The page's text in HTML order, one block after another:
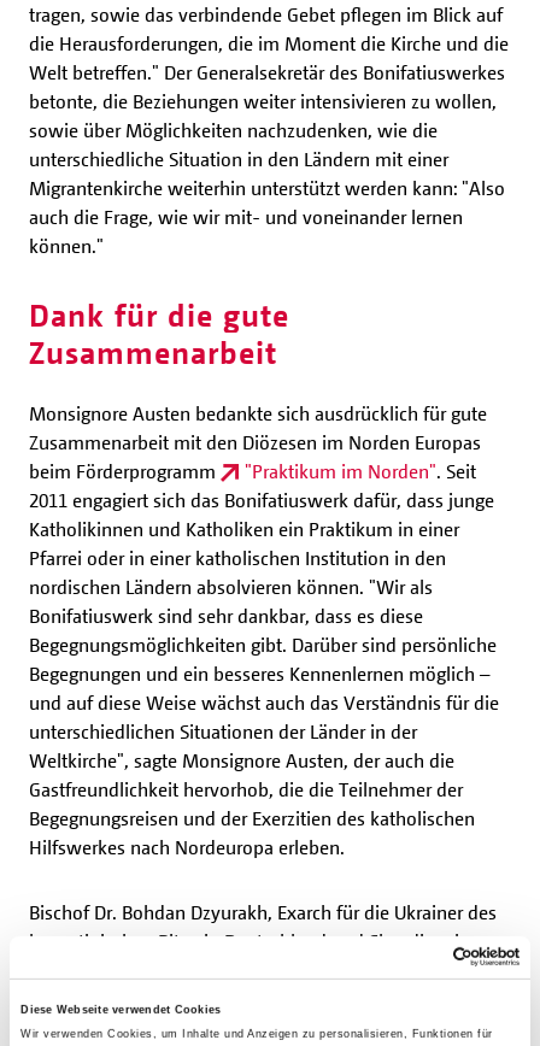
Diese Webseite verwendet Cookies
Wir verwenden Cookies, um Inhalte und Anzeigen zu personalisieren, Funktionen für
tragen, sowie das verbindende Gebet pflegen im Blick auf
die Herausforderungen, die im Moment die Kirche und die
Welt betreffen." Der Generalsekretär des Bonifatiuswerkes
betonte, die Beziehungen weiter intensivieren zu wollen,
sowie über Möglichkeiten nachzudenken, wie die
unterschiedliche Situation in den Ländern mit einer
Migrantenkirche weiterhin unterstützt werden kann: "Also
auch die Frage, wie wir mit- und voneinander lernen
können."
Dank für die gute
Zusammenarbeit
Monsignore Austen bedankte sich ausdrücklich für gute
Zusammenarbeit mit den Diözesen im Norden Europas
beim Förderprogramm
"Praktikum im Norden". Seit
2011 engagiert sich das Bonifatiuswerk dafür, dass junge
Katholikinnen und Katholiken ein Praktikum in einer
Pfarrei oder in einer katholischen Institution in den
nordischen Ländern absolvieren können. "Wir als
Bonifatiuswerk sind sehr dankbar, dass es diese
Begegnungsmöglichkeiten gibt. Darüber sind persönliche
Begegnungen und ein besseres Kennenlernen möglich –
und auf diese Weise wächst auch das Verständnis für die
unterschiedlichen Situationen der Länder in der
Weltkirche", sagte Monsignore Austen, der auch die
Gastfreundlichkeit hervorhob, die die Teilnehmer der
Begegnungsreisen und der Exerzitien des katholischen
Hilfswerkes nach Nordeuropa erleben.
Bischof Dr. Bohdan Dzyurakh, Exarch für die Ukrainer des
byzantinischen Ritus in Deutschland und Skandinavien,
bedankte sich in seinem Impuls bei den Bischöfen der
NBK und berichtete über die derzeitige Situation in der
Ukraine. Darüber hinaus zeigte er sich dankbar für die